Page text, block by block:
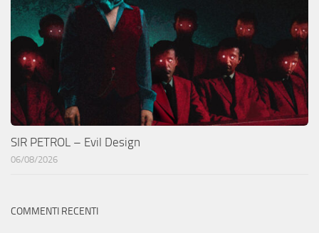
SIR PETROL – Evil Design
06/08/2026
COMMENTI RECENTI